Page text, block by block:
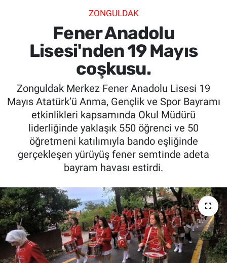
ZONGULDAK
Fener Anadolu
Lisesi'nden 19 Mayıs
coşkusu.
Zonguldak Merkez Fener Anadolu Lisesi 19
Mayıs Atatürk’ü Anma, Gençlik ve Spor Bayramı
etkinlikleri kapsamında Okul Müdürü
liderliğinde yaklaşık 550 öğrenci ve 50
öğretmeni katılımıyla bando eşliğinde
gerçekleşen yürüyüş fener semtinde adeta
bayram havası estirdi.
SPOR